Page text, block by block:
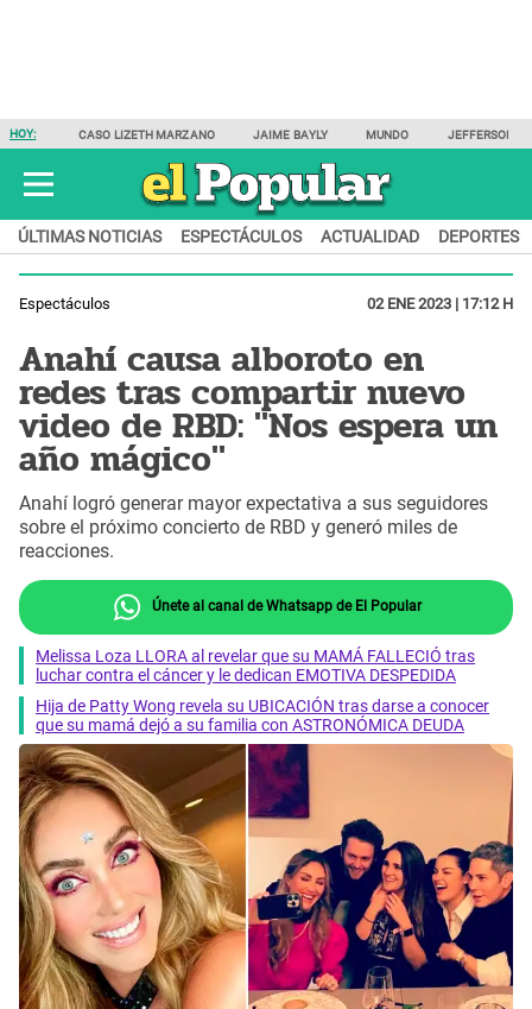
HOY: CASO LIZETH MARZANO JAIME BAYLY MUNDO JEFFERSON
ÚLTIMAS NOTICIAS ESPECTÁCULOS ACTUALIDAD DEPORTES
Espectáculos 02 ENE 2023 | 17:12 H
Anahí causa alboroto en
redes tras compartir nuevo
video de RBD: "Nos espera un
año mágico"
Anahí logró generar mayor expectativa a sus seguidores
sobre el próximo concierto de RBD y generó miles de
reacciones.
Únete al canal de Whatsapp de El Popular
Melissa Loza LLORA al revelar que su MAMÁ FALLECIÓ tras
luchar contra el cáncer y le dedican EMOTIVA DESPEDIDA
Hija de Patty Wong revela su UBICACIÓN tras darse a conocer
que su mamá dejó a su familia con ASTRONÓMICA DEUDA